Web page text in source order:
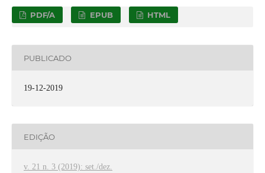
PDF/A EPUB HTML
PUBLICADO
19-12-2019
EDIÇÃO
v. 21 n. 3 (2019): set./dez.